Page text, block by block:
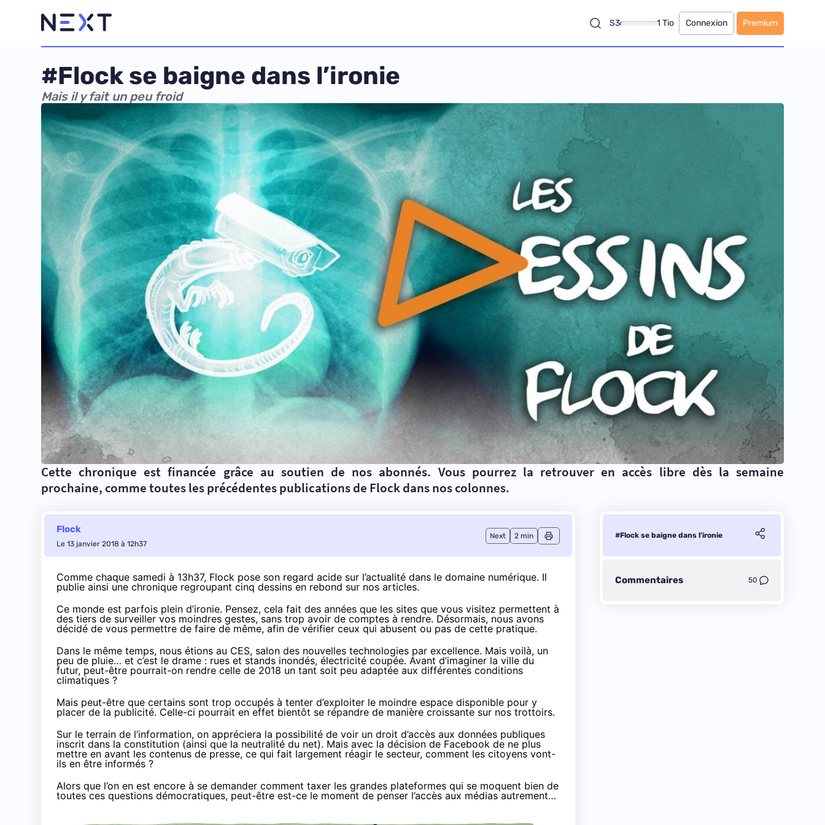
S3 1 Tio Connexion Premium
#Flock se baigne dans l’ironie
Mais il y fait un peu froid
Cette chronique est financée grâce au soutien de nos abonnés. Vous pourrez la retrouver en accès libre dès la semaine
prochaine, commetoutes les précédentes publications de Flockdans nos colonnes.
Flock
Le 13 janvier 2018 à 12h37
Next 2 min
Comme chaque samedi à 13h37, Flock pose son regard acide sur l’actualité dans le domaine numérique. Il
publie ainsi une chronique regroupant cinq dessins en rebond sur nos articles.
Ce monde est parfois plein d’ironie. Pensez, cela fait des années que les sites que vous visitez permettent à
des tiers de surveiller vos moindres gestes, sans trop avoir de comptes à rendre. Désormais, nous avons
décidé de vous permettre de faire de même, afin de vérifier ceux qui abusent ou pas de cette pratique.
Dans le même temps, nous étions au CES, salon des nouvelles technologies par excellence. Mais voilà, un
peu de pluie… et c’est le drame : rues et stands inondés, électricité coupée. Avant d’imaginer la ville du
futur, peut-être pourrait-on rendre celle de 2018 un tant soit peu adaptée aux différentes conditions
climatiques ?
Mais peut-être que certains sont trop occupés à tenter d’exploiter le moindre espace disponible pour y
placer de la publicité. Celle-ci pourrait en effet bientôt se répandre de manière croissante sur nos trottoirs.
Sur le terrain de l’information, on appréciera la possibilité de voir un droit d’accès aux données publiques
inscrit dans la constitution (ainsi que la neutralité du net). Mais avec la décision de Facebook de ne plus
mettre en avant les contenus de presse, ce qui fait largement réagir le secteur, comment les citoyens vont-
ils en être informés ?
Alors que l’on en est encore à se demander comment taxer les grandes plateformes qui se moquent bien de
toutes ces questions démocratiques, peut-être est-ce le moment de penser l’accès aux médias autrement…
#Flock se baigne dans l’ironie
Commentaires 50